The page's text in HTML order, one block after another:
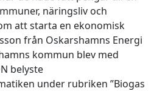
näringsliv och
att starta en ekonomisk
från Oskarshamns Energi
kommun blev med
belyste
under rubriken ”Biogas